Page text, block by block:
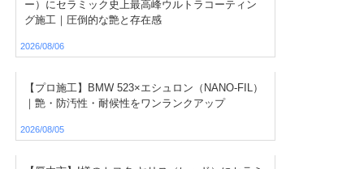
ー）にセラミック史上最高峰ウルトラコーティン
グ施工｜圧倒的な艶と存在感
2026/08/06
【プロ施工】BMW 523×エシュロン（NANO-FIL）
｜艶・防汚性・耐候性をワンランクアップ
2026/08/05